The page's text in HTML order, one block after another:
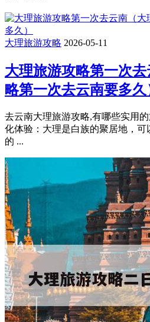
大理旅游攻略 2026-05-11
大理旅游攻略第一次
略第一次去云南要多久
去云南大理旅游攻略,有哪些实用
化体验：大理是白族的聚居地，
的 ...